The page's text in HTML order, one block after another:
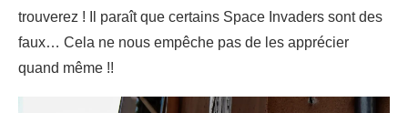
trouverez ! Il paraît que certains Space Invaders sont des
faux… Cela ne nous empêche pas de les apprécier
quand même !!